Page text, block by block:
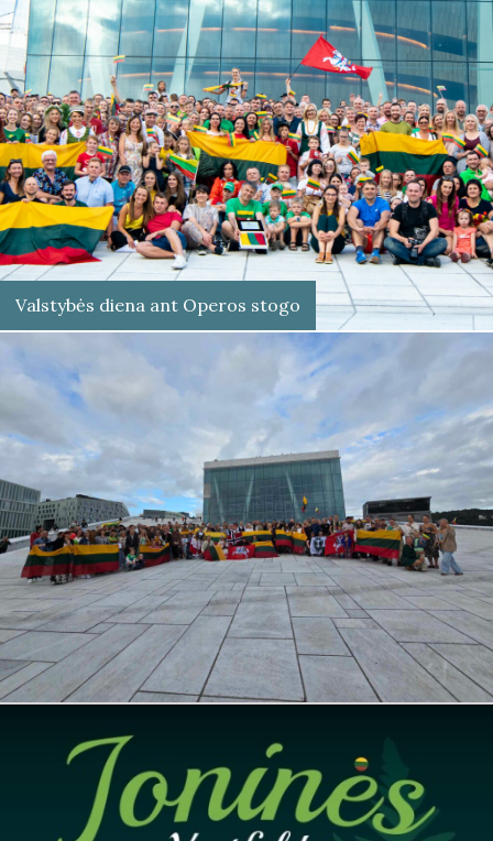
Valstybės diena ant Operos stogo
Šventė, jungianti lietuvius